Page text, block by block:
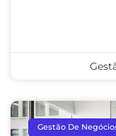
Gestão De